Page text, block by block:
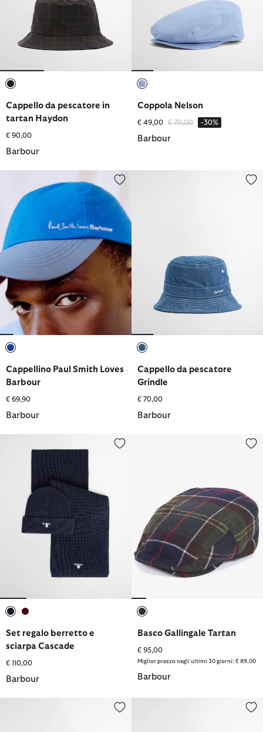
Cappello da pescatore in
tartan Haydon
€ 90,00
Barbour
Coppola Nelson
€ 49,00 Prezzo ridotto da
€ 70,00a -30%
Barbour
Cappellino Paul Smith Loves Barbour
Cappellino Paul Smith Loves
Barbour
€ 69,90
Barbour
Cappello da pescatore Grindle
Cappello da pescatore
Grindle
€ 70,00
Barbour
Set regalo berretto e sciarpa Cascade
Set regalo berretto e
sciarpa Cascade
€ 110,00
Barbour
Basco Gallingale Tartan
€ 95,00
Miglior prezzo negli ultimi 30 giorni: € 89,00
Barbour
Cappello baker boy Fyne in